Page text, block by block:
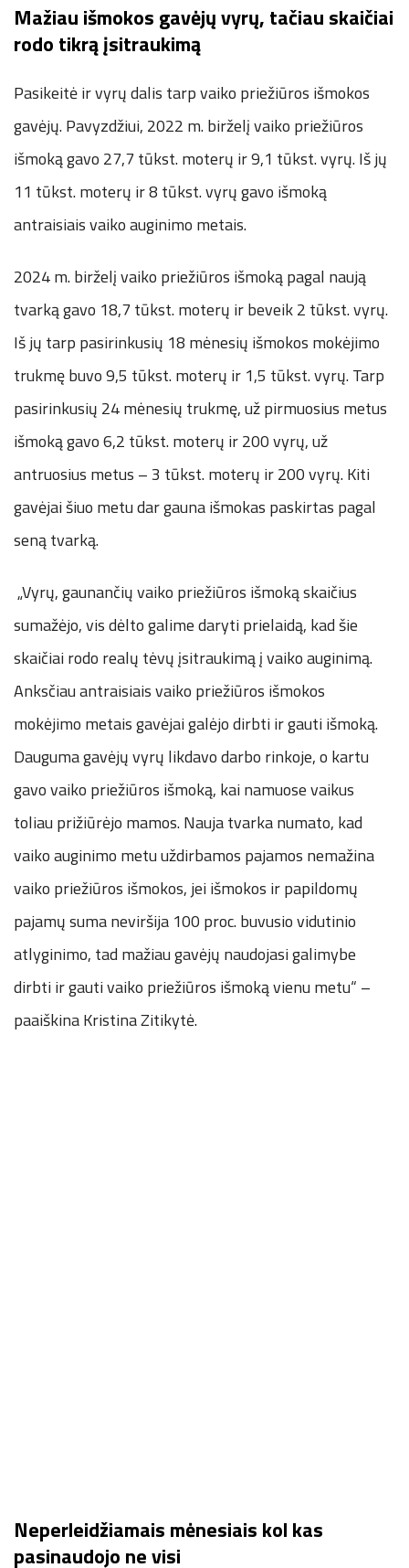
Mažiau išmokos gavėjų vyrų, tačiau skaičiai
rodo tikrą įsitraukimą
Pasikeitė ir vyrų dalis tarp vaiko priežiūros išmokos
gavėjų. Pavyzdžiui, 2022 m. birželį vaiko priežiūros
išmoką gavo 27,7 tūkst. moterų ir 9,1 tūkst. vyrų. Iš jų
11 tūkst. moterų ir 8 tūkst. vyrų gavo išmoką
antraisiais vaiko auginimo metais.
2024 m. birželį vaiko priežiūros išmoką pagal naują
tvarką gavo 18,7 tūkst. moterų ir beveik 2 tūkst. vyrų.
Iš jų tarp pasirinkusių 18 mėnesių išmokos mokėjimo
trukmę buvo 9,5 tūkst. moterų ir 1,5 tūkst. vyrų. Tarp
pasirinkusių 24 mėnesių trukmę, už pirmuosius metus
išmoką gavo 6,2 tūkst. moterų ir 200 vyrų, už
antruosius metus – 3 tūkst. moterų ir 200 vyrų. Kiti
gavėjai šiuo metu dar gauna išmokas paskirtas pagal
seną tvarką.
„Vyrų, gaunančių vaiko priežiūros išmoką skaičius
sumažėjo, vis dėlto galime daryti prielaidą, kad šie
skaičiai rodo realų tėvų įsitraukimą į vaiko auginimą.
Anksčiau antraisiais vaiko priežiūros išmokos
mokėjimo metais gavėjai galėjo dirbti ir gauti išmoką.
Dauguma gavėjų vyrų likdavo darbo rinkoje, o kartu
gavo vaiko priežiūros išmoką, kai namuose vaikus
toliau prižiūrėjo mamos. Nauja tvarka numato, kad
vaiko auginimo metu uždirbamos pajamos nemažina
vaiko priežiūros išmokos, jei išmokos ir papildomų
pajamų suma neviršija 100 proc. buvusio vidutinio
atlyginimo, tad mažiau gavėjų naudojasi galimybe
dirbti ir gauti vaiko priežiūros išmoką vienu metu“ –
paaiškina Kristina Zitikytė.
Neperleidžiamais mėnesiais kol kas
pasinaudojo ne visi